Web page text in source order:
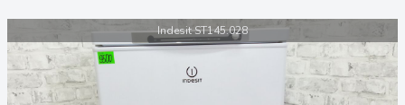
Indesit ST145.028